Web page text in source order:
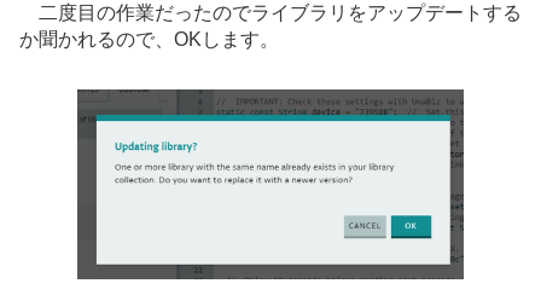
二度目の作業だったのでライブラリをアップデートする
か聞かれるので、OKします。